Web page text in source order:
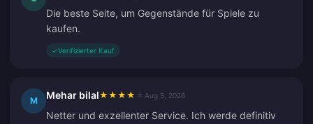
Die beste Seite, um Gegenstände für Spiele zu
kaufen.
✓Verifizierter Kauf
M Mehar bilal★ ★ ★ ★ Aug 5, 2026
Netter und exzellenter Service. Ich werde definitiv